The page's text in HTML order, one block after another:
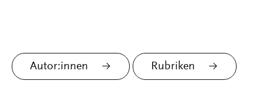
Autor:innen Rubriken